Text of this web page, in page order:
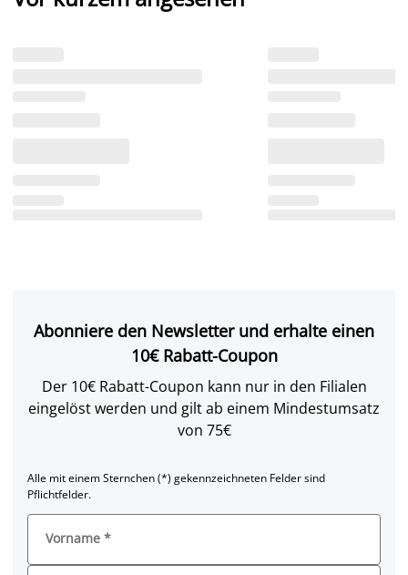
Abonniere den Newsletter und erhalte einen
10€ Rabatt-Coupon
Der 10€ Rabatt-Coupon kann nur in den Filialen
eingelöst werden und gilt ab einem Mindestumsatz
von 75€
Alle mit einem Sternchen (*) gekennzeichneten Felder sind
Pflichtfelder.
Vorname *